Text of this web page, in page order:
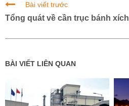
Bài viết trước
Tổng quát về cần trục bánh xích
BÀI VIẾT LIÊN QUAN